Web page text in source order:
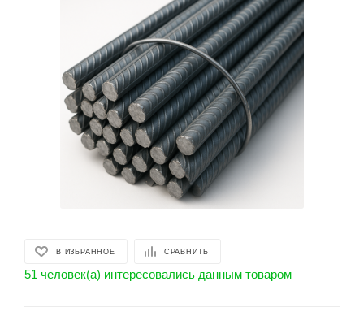
В ИЗБРАННОЕ СРАВНИТЬ
51 человек(а) интересовались данным товаром